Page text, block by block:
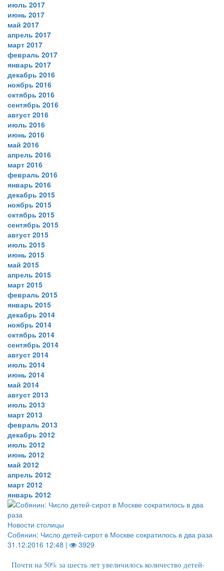
июль 2017
июнь 2017
май 2017
апрель 2017
март 2017
февраль 2017
январь 2017
декабрь 2016
ноябрь 2016
октябрь 2016
сентябрь 2016
август 2016
июль 2016
июнь 2016
май 2016
апрель 2016
март 2016
февраль 2016
январь 2016
декабрь 2015
ноябрь 2015
октябрь 2015
сентябрь 2015
август 2015
июль 2015
июнь 2015
май 2015
апрель 2015
март 2015
февраль 2015
январь 2015
декабрь 2014
ноябрь 2014
октябрь 2014
сентябрь 2014
август 2014
июль 2014
июнь 2014
май 2014
август 2013
июль 2013
март 2013
февраль 2013
декабрь 2012
июль 2012
июнь 2012
май 2012
апрель 2012
март 2012
январь 2012
Новости столицы
Собянин: Число детей-сирот в Москве сократилось в два раза
31.12.2016 12:48 |
3929
Почти на 50% за шесть лет увеличилось количество детей-